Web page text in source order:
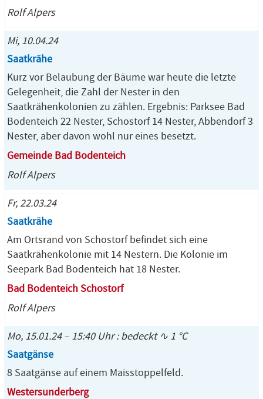
Rolf Alpers
Mi, 10.04.24
Saatkrähe
Kurz vor Belaubung der Bäume war heute die letzte
Gelegenheit, die Zahl der Nester in den
Saatkrähenkolonien zu zählen. Ergebnis: Parksee Bad
Bodenteich 22 Nester, Schostorf 14 Nester, Abbendorf 3
Nester, aber davon wohl nur eines besetzt.
Gemeinde Bad Bodenteich
Rolf Alpers
Fr, 22.03.24
Saatkrähe
Am Ortsrand von Schostorf befindet sich eine
Saatkrähenkolonie mit 14 Nestern. Die Kolonie im
Seepark Bad Bodenteich hat 18 Nester.
Bad Bodenteich Schostorf
Rolf Alpers
Mo, 15.01.24 – 15:40 Uhr : bedeckt ∿ 1 °C
Saatgänse
8 Saatgänse auf einem Maisstoppelfeld.
Westersunderberg